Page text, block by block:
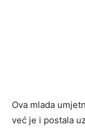
Ova mlada
već je i postala